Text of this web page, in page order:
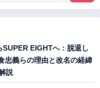
SUPER EIGHTへ：脱退し
忠義らの理由と改名の経緯
説